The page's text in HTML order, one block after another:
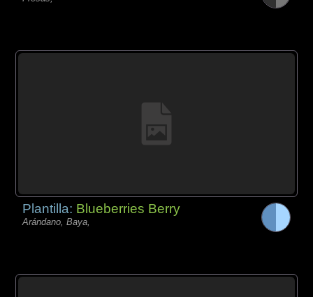
Plantilla: Blueberries Berry
Arándano, Baya,